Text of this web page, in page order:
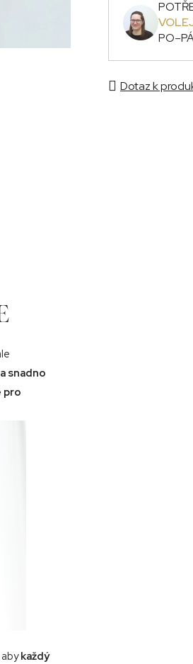
Dotaz k
snadno
pro
každý